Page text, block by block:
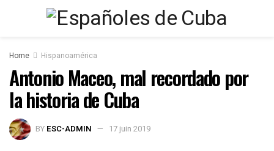
Home Hispanoamérica
Antonio Maceo, mal recordado por
la historia de Cuba
BY ESC-ADMIN 17 juin 2019